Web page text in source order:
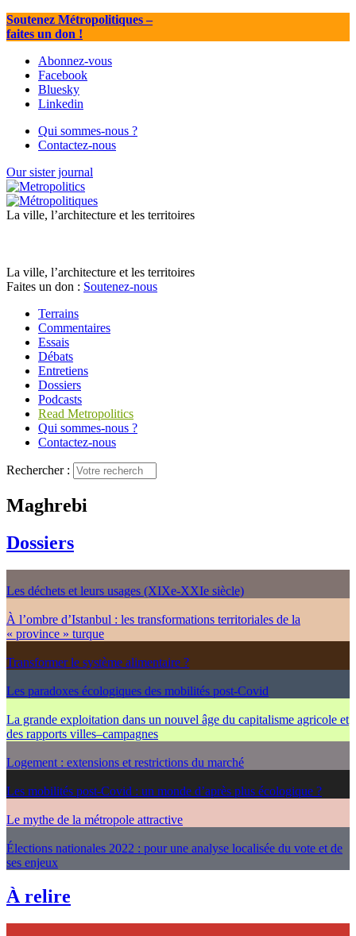
Soutenez Métropolitiques–
faites un don !
Abonnez-vous
Facebook
Bluesky
Linkedin
Qui sommes-nous ?
Contactez-nous
Our sister journal
La ville, l’architecture et les territoires
La ville, l’architecture et les territoires
Faites un don : Soutenez-nous
Terrains
Commentaires
Essais
Débats
Entretiens
Dossiers
Podcasts
Read Metropolitics
Qui sommes-nous ?
Contactez-nous
Rechercher :
Maghrebi
Dossiers
Les déchets et leurs usages (XIXe-XXIe siècle)
À l’ombre d’Istanbul : les transformations territoriales de la
« province » turque
Transformer le système alimentaire ?
Les paradoxes écologiques des mobilités post-Covid
La grande exploitation dans un nouvel âge du capitalisme agricole et
des rapports villes–campagnes
Logement : extensions et restrictions du marché
Les mobilités post-Covid : un monde d’après plus écologique ?
Le mythe de la métropole attractive
Élections nationales 2022 : pour une analyse localisée du vote et de
ses enjeux
À relire